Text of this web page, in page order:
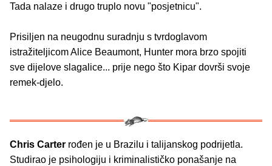
Tada nalaze i drugo truplo novu "posjetnicu".
Prisiljen na neugodnu suradnju s tvrdoglavom
istražiteljicom Alice Beaumont, Hunter mora brzo spojiti
sve dijelove slagalice... prije nego što Kipar dovrši svoje
remek-djelo.
Chris Carter rođen je u Brazilu i talijanskog podrijetla.
Studirao je psihologiju i kriminalističko ponašanje na